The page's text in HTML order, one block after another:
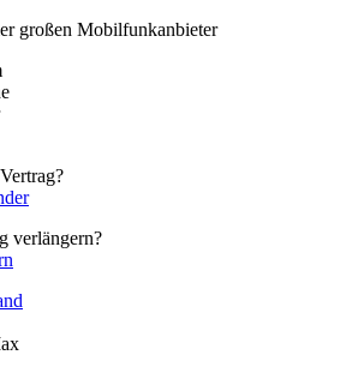
großen Mobilfunkanbieter
verlängern?